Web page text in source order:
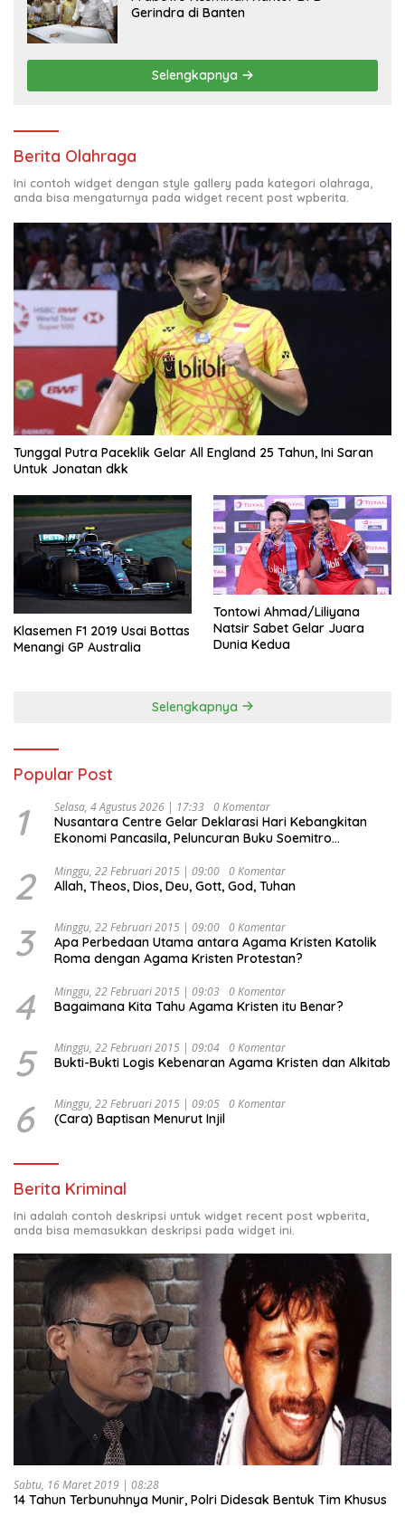
Gerindra di Banten
Selengkapnya
Berita Olahraga
Ini contoh widget dengan style gallery pada kategori olahraga,
anda bisa mengaturnya pada widget recent post wpberita.
Tunggal Putra Paceklik Gelar All England 25 Tahun, Ini Saran
Untuk Jonatan dkk
Klasemen F1 2019 Usai Bottas
Menangi GP Australia
Tontowi Ahmad/Liliyana
Natsir Sabet Gelar Juara
Dunia Kedua
Selengkapnya
Popular Post
1 Selasa, 4 Agustus 2026 | 17:33 0 Komentar
Nusantara Centre Gelar Deklarasi Hari Kebangkitan
Ekonomi Pancasila, Peluncuran Buku Soemitro
Ekonomi Politik Indonesia) & Simposium Nasional
“Urgensi Undang-Undang Perekonomian Nasional dan
Indonesia Emas 2045”,
2 Minggu, 22 Februari 2015 | 09:00 0 Komentar
Allah, Theos, Dios, Deu, Gott, God, Tuhan
3 Minggu, 22 Februari 2015 | 09:00 0 Komentar
Apa Perbedaan Utama antara Agama Kristen Katolik
Roma dengan Agama Kristen Protestan?
4 Minggu, 22 Februari 2015 | 09:03 0 Komentar
Bagaimana Kita Tahu Agama Kristen itu Benar?
5 Minggu, 22 Februari 2015 | 09:04 0 Komentar
Bukti-Bukti Logis Kebenaran Agama Kristen dan Alkitab
6 Minggu, 22 Februari 2015 | 09:05 0 Komentar
(Cara) Baptisan Menurut Injil
Berita Kriminal
Ini adalah contoh deskripsi untuk widget recent post wpberita,
anda bisa memasukkan deskripsi pada widget ini.
Sabtu, 16 Maret 2019 | 08:28
14 Tahun Terbunuhnya Munir, Polri Didesak Bentuk Tim Khusus